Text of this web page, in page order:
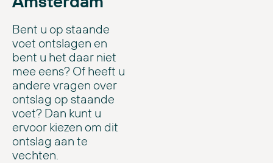
Bent u op staande
voet ontslagen en
bent u het daar niet
mee eens? Of heeft u
andere vragen over
ontslag op staande
voet? Dan kunt u
ervoor kiezen om dit
ontslag aan te
vechten.